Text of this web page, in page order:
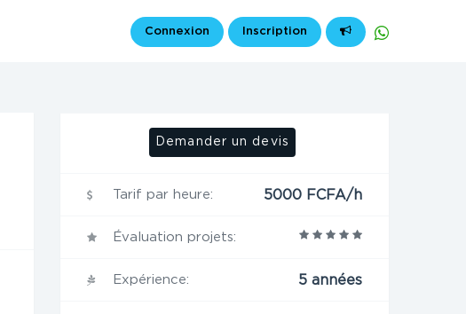
Connexion Inscription
Demander un devis
Tarif par heure: 5000 FCFA/h
Évaluation projets:
Expérience: 5 années